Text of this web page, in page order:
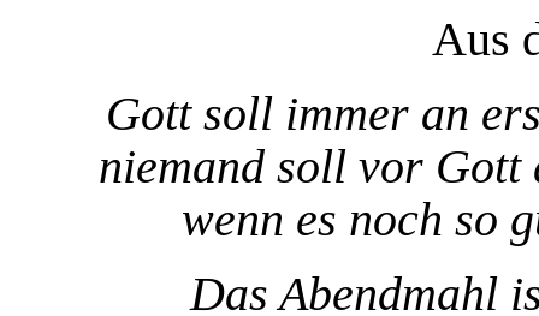
Aus
Gott soll immer an
niemand soll vor Gott
wenn es noch so
Das Abendmahl